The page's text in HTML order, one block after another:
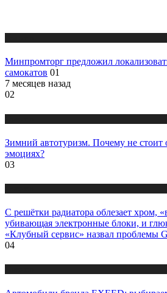
Минпромторг предложил
самокатов 01
7 месяцев назад
02
Зимний автотуризм. Почему не стоит
эмоциях?
03
С решётки радиатора облезает хром,
убивающая электронные блоки, и
«Клубный сервис» назвал проблемы
04